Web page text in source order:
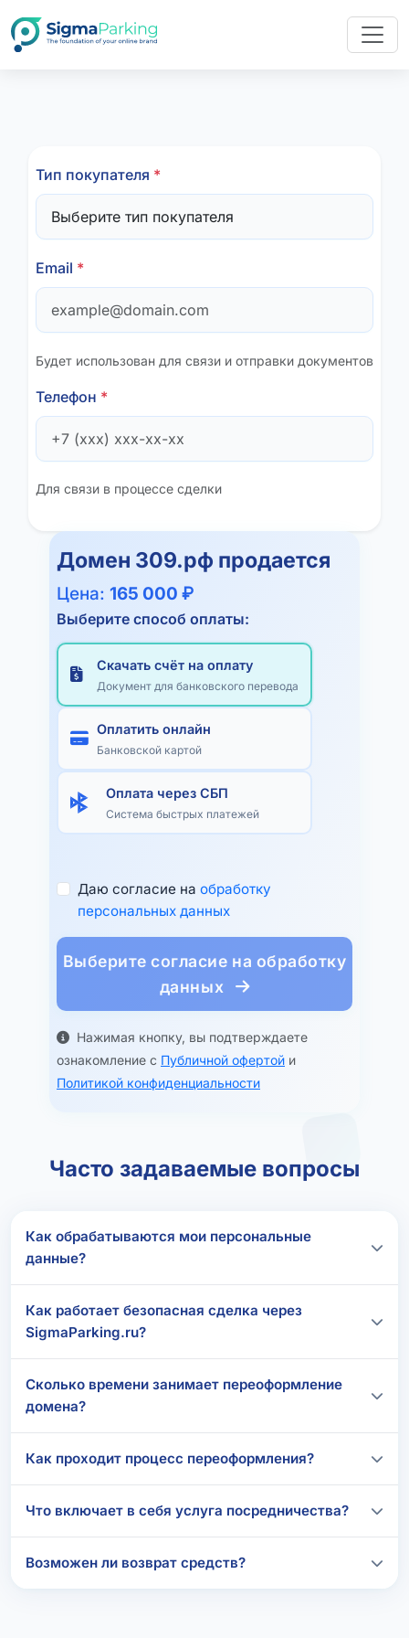
Тип покупателя *
Email *
Будет использован для связи и отправки документов
Телефон *
Для связи в процессе сделки
Домен 309.рф продается
Цена: 165 000 ₽
Выберите способ оплаты:
Скачать счёт на оплату
Документ для банковского перевода
Оплатить онлайн
Банковской картой
Оплата через СБП
Система быстрых платежей
Даю согласие на обработку
персональных данных
Выберите согласие на обработку
данных
Нажимая кнопку, вы подтверждаете
ознакомление с Публичной офертой и
Политикой конфиденциальности
Часто задаваемые вопросы
Как обрабатываются мои персональные
данные?
Как работает безопасная сделка через
SigmaParking.ru?
Сколько времени занимает переоформление
домена?
Как проходит процесс переоформления?
Что включает в себя услуга посредничества?
Возможен ли возврат средств?